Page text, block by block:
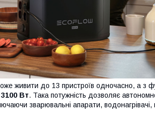
живити до 13 пристроїв одночасно, а з
Вт. Така потужність дозволяє
зварювальні апарати, водонагрівачі,